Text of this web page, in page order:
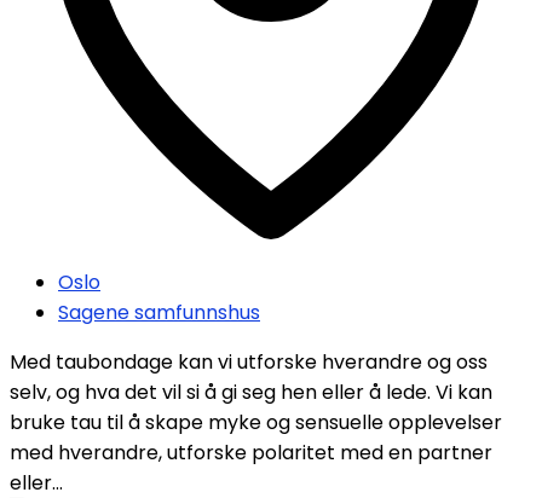
Oslo
Sagene samfunnshus
Med taubondage kan vi utforske hverandre og oss
selv, og hva det vil si å gi seg hen eller å lede. Vi kan
bruke tau til å skape myke og sensuelle opplevelser
med hverandre, utforske polaritet med en partner
eller...